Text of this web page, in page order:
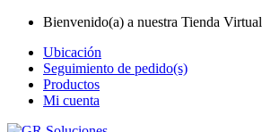
Skip
navigation
Skip
content
Bienvenido(a) a nuestra Tienda Virtual
Ubicación
Seguimiento de pedido(s)
Productos
Mi cuenta